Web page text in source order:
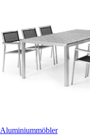
Aluminiummöbler